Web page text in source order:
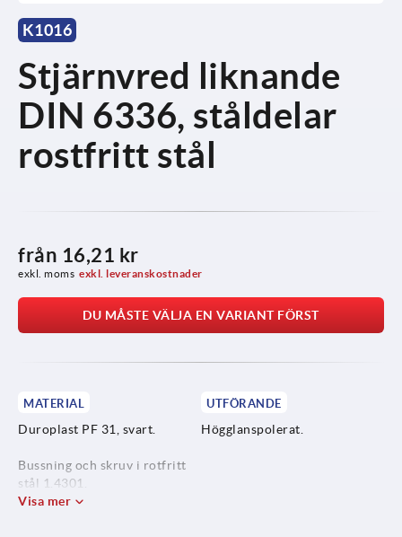
K1016
Stjärnvred liknande
DIN 6336, ståldelar
rostfritt stål
från 16,21 kr
exkl. moms exkl. leveranskostnader
DU MÅSTE VÄLJA EN VARIANT FÖRST
MATERIAL
Duroplast PF 31, svart.
Bussning och skruv i rotfritt
stål 1.4301.
UTFÖRANDE
Högglanspolerat.
Visa mer